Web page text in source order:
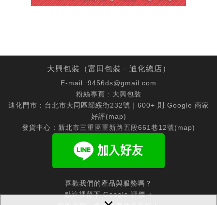
大興包裝（富田包裝－迪化總店）
E-mail :9456ds@gmail.com
粉絲專頁 : 大興包裝
迪化門市：台北市大同區歸綏街232號｜600+ 則 Google 商家
好評(map)
發貨中心：新北市三重區重新路五段661巷12號(map)
喜歡我們的產品與服務嗎？
點這裡留下 Google 評價 ⭐